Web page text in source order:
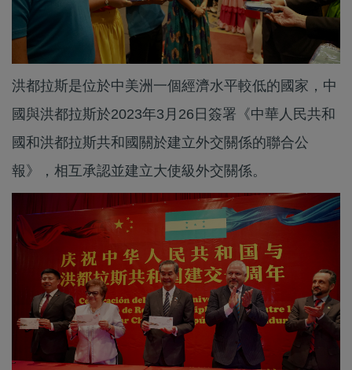
洪都拉斯是位於中美洲一個經濟水平較低的國家，中
國與洪都拉斯於2023年3月26日簽署《中華人民共和
國和洪都拉斯共和國關於建立外交關係的聯合公
報》，相互承認並建立大使級外交關係。